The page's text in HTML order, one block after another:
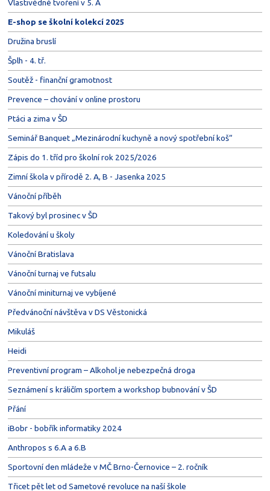
Vlastivědné tvoření v 5. A
E-shop se školní kolekcí 2025
Družina bruslí
Šplh - 4. tř.
Soutěž - finanční gramotnost
Prevence – chování v online prostoru
Ptáci a zima v ŠD
Seminář Banquet „Mezinárodní kuchyně a nový spotřební koš“
Zápis do 1. tříd pro školní rok 2025/2026
Zimní škola v přírodě 2. A, B - Jasenka 2025
Vánoční příběh
Takový byl prosinec v ŠD
Koledování u školy
Vánoční Bratislava
Vánoční turnaj ve futsalu
Vánoční miniturnaj ve vybíjené
Předvánoční návštěva v DS Věstonická
Mikuláš
Heidi
Preventivní program – Alkohol je nebezpečná droga
Seznámení s králičím sportem a workshop bubnování v ŠD
Přání
iBobr - bobřík informatiky 2024
Anthropos s 6.A a 6.B
Sportovní den mládeže v MČ Brno-Černovice – 2. ročník
Třicet pět let od Sametové revoluce na naší škole